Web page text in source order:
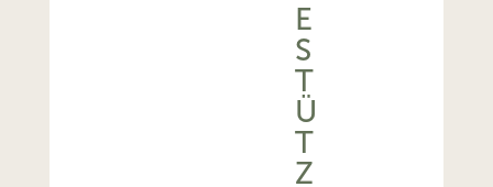
E
S
T
Ü
T
Z